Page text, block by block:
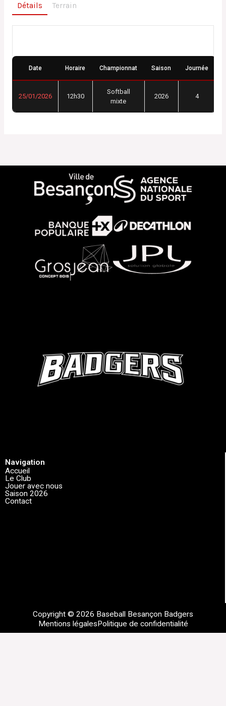
Détails Terrain
Date Horaire Championnat Saison Journée
25/01/2026 12h30
Softball
mixte
2026 4
Navigation
Accueil
Le Club
Jouer avec nous
Saison 2026
Contact
Copyright © 2026 Baseball Besançon Badgers
Mentions légales Politique de confidentialité